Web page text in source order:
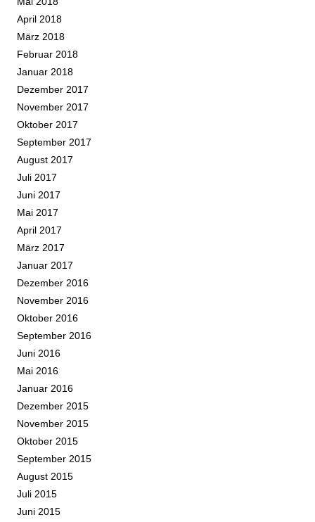
April 2018
März 2018
Februar 2018
Januar 2018
Dezember 2017
November 2017
Oktober 2017
September 2017
August 2017
Juli 2017
Juni 2017
Mai 2017
April 2017
März 2017
Januar 2017
Dezember 2016
November 2016
Oktober 2016
September 2016
Juni 2016
Mai 2016
Januar 2016
Dezember 2015
November 2015
Oktober 2015
September 2015
August 2015
Juli 2015
Juni 2015